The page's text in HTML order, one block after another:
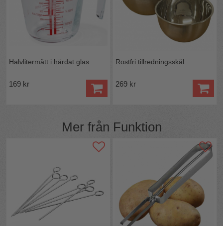
Halvlitermått i härdat glas
169 kr
Rostfri tillredningsskål
269 kr
Mer från Funktion